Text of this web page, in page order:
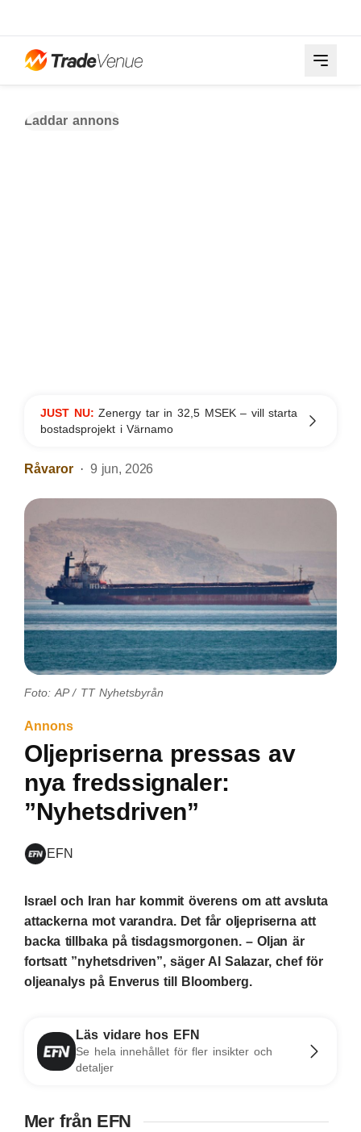
Laddar annons
JUST NU:Zenergy tar in 32,5 MSEK – vill starta
bostadsprojekt i Värnamo
Råvaror 9 jun, 2026
Foto: AP / TT Nyhetsbyrån
Annons
Oljepriserna pressas av
nya fredssignaler:
”Nyhetsdriven”
EFN
Israel och Iran har kommit överens om att avsluta
attackerna mot varandra. Det får oljepriserna att
backa tillbaka på tisdagsmorgonen. – Oljan är
fortsatt ”nyhetsdriven”, säger Al Salazar, chef för
oljeanalys på Enverus till Bloomberg.
Läs vidare hos EFN
Se hela innehållet för fler insikter och
detaljer
Mer från EFN